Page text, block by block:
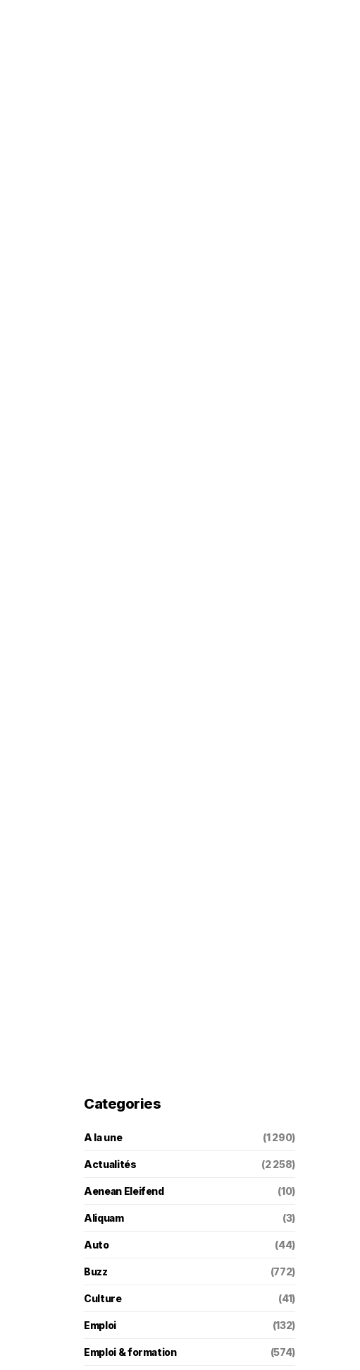
Categories
A la une (1 290)
Actualités (2 258)
Aenean Eleifend (10)
Aliquam (3)
Auto (44)
Buzz (772)
Culture (41)
Emploi (132)
Emploi & formation (574)